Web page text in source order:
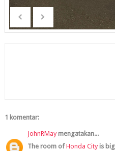
1 komentar:
JohnRMaymengatakan...
The room ofHonda Cityis